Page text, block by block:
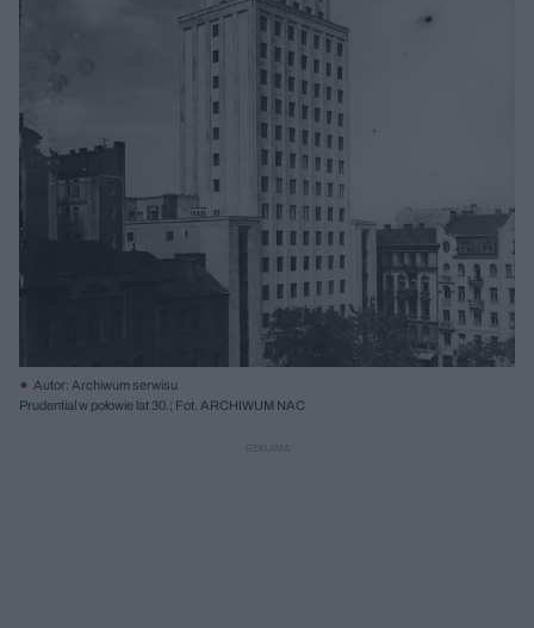
Autor: Archiwum serwisu
Prudential w połowie lat 30.; Fot. ARCHIWUM NAC